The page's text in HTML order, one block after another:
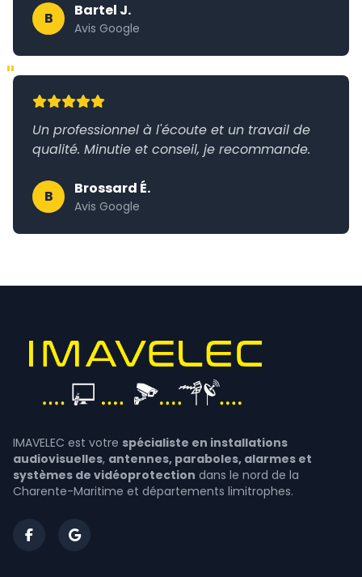
B Bartel J.
Avis Google
"
Un professionnel à l'écoute et un travail de
qualité. Minutie et conseil, je recommande.
B Brossard É.
Avis Google
IMAVELEC est votre spécialiste en installations
audiovisuelles, antennes, paraboles, alarmes et
systèmes de vidéoprotection dans le nord de la
Charente-Maritime et départements limitrophes.